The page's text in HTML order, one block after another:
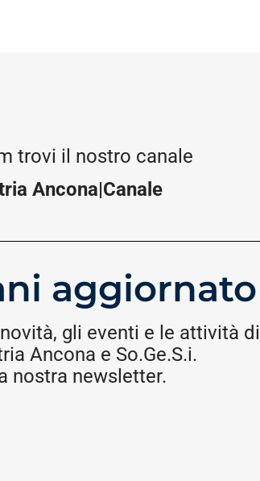
trovi il nostro canale
Ancona|Canale
aggiornato
gli eventi e le attività di
Ancona e So.Ge.S.i.
nostra newsletter.